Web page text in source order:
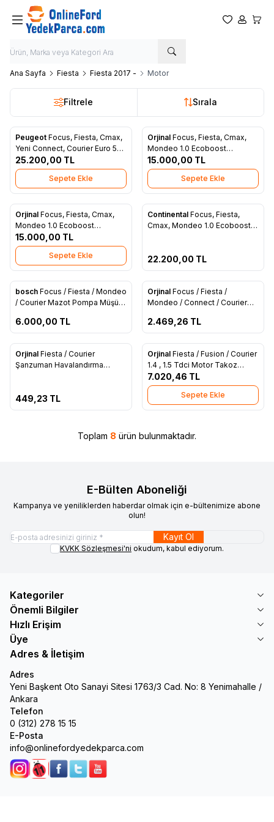
Favorilerim
Hesabım
Ana Sayfa Fiesta Fiesta 2017 - Motor
Filtrele Sırala
Yeni
Favorilere Ekle
Peugeot Focus, Fiesta, Cmax,
Yeni Connect, Courier Euro 5
Silindir Kapak Komple Dolu
Subaplı Orjinal AV6Q 6C032 AA
25.200,00 TL
Sepete Ekle
Yeni
Favorilere Ekle
Orjinal Focus, Fiesta, Cmax,
Mondeo 1.0 Ecoboost
Eksantrik Mili Emme Orjinal
CM5G 6A267 AA
15.000,00 TL
Sepete Ekle
Yeni
Favorilere Ekle
Orjinal Focus, Fiesta, Cmax,
Mondeo 1.0 Ecoboost
Eksantrik Mili Eksoz Orjinal
CM5G 6A269 AB
15.000,00 TL
Sepete Ekle
Yeni
Favorilere Ekle
Tükendi
Continental Focus, Fiesta,
Cmax, Mondeo 1.0 Ecoboost
22.200,00 TL
Favorilere Ekle
bosch Focus / Fiesta / Mondeo
/ Courier Mazot Pompa Müşürü
6.000,00 TL
Favorilere Ekle
Tükendi
Orjinal Focus / Fiesta /
Mondeo / Connect / Courier
(AV6Q 6766 AA)
2.469,26 TL
Favorilere Ekle
Orjinal Fiesta / Courier
Şanzuman Havalandırma
449,23 TL
Favorilere Ekle
Orjinal Fiesta / Fusion / Courier
1.4 , 1.5 Tdci Motor Takoz
Bağlantı Braketi (7V2Q 6030
BB)
7.020,46 TL
Sepete Ekle
Toplam 8 ürün bulunmaktadır.
E-Bülten Aboneliği
Kampanya ve yeniliklerden haberdar olmak için e-bültenimize abone
olun!
Kayıt Ol
KVKK Sözleşmesi'ni okudum, kabul ediyorum.
Kategoriler
Önemli Bilgiler
Hızlı Erişim
Üye
Adres & İletişim
Adres
Yeni Başkent Oto Sanayi Sitesi 1763/3 Cad. No: 8 Yenimahalle /
Ankara
Telefon
0 (312) 278 15 15
E-Posta
info@onlinefordyedekparca.com